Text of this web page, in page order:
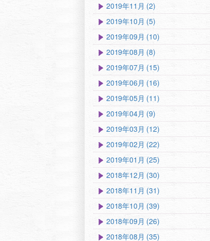
2019年11月 (2)
2019年10月 (5)
2019年09月 (10)
2019年08月 (8)
2019年07月 (15)
2019年06月 (16)
2019年05月 (11)
2019年04月 (9)
2019年03月 (12)
2019年02月 (22)
2019年01月 (25)
2018年12月 (30)
2018年11月 (31)
2018年10月 (39)
2018年09月 (26)
2018年08月 (35)